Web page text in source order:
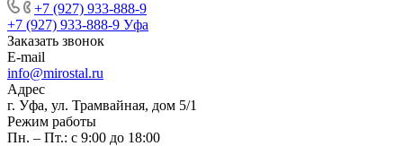
+7 (927) 933-888-9
+7 (927) 933-888-9 Уфа
Заказать звонок
E-mail
info@mirostal.ru
Адрес
г. Уфа, ул. Трамвайная, дом 5/1
Режим работы
Пн. – Пт.: с 9:00 до 18:00